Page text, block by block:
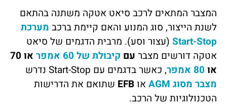
המצבר המתאים לרכב סיאט אטקה משתנה בהתאם
לשנת הייצור, סוג המנוע והאם קיימת ברכב מערכת
Start-Stop (עצור וסע). מרבית הדגמים של סיאט
אטקה דורשים מצבר עם קיבולת של 60 אמפר
או 70
או 80 אמפר
, כאשר בדגמים עם Start-Stop נדרש
מצבר מסוג AGM
או EFB שתואם את הדרישות
הטכנולוגיות של הרכב.